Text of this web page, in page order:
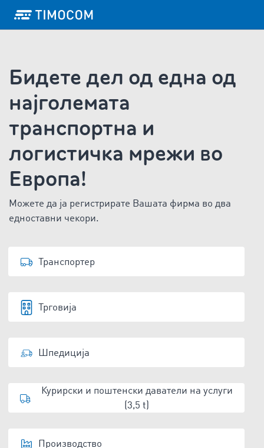
Бидете дел од една од
најголемата
транспортна и
логистичка мрежи во
Европа!
Можете да ја регистрирате Вашата фирма во два
едноставни чекори.
Транспортер
Трговија
Шпедиција
Курирски и поштенски даватели на услуги
(3,5 t)
Производство